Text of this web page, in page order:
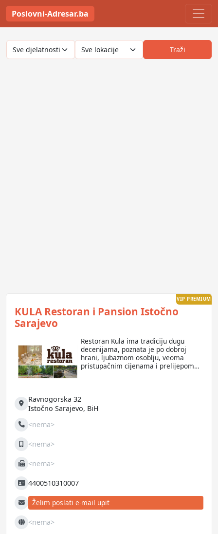
Poslovni-Adresar.ba
Traži
VIP PREMIUM
KULA Restoran i Pansion Istočno
Sarajevo
Restoran Kula ima tradiciju dugu
decenijama, poznata je po dobroj
hrani, ljubaznom osoblju, veoma
pristupačnim cijenama i prelijepom
„ekonomije“ gdje se proizvodi meso,
jaja, povrće, voće i mnogo toka
Adresa
Ravnogorska 32
Istočno Sarajevo, BiH
Telefon<nema>
Mobilni<nema>
Fax <nema>
JIB 4400510310007
E-mailŽelim poslati e-mail upit
Web <nema>